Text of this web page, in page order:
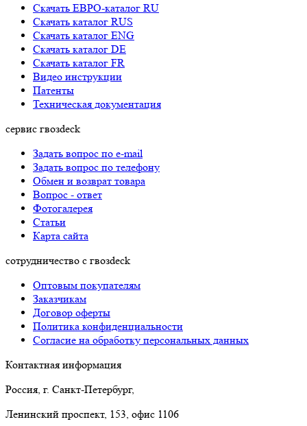
Скачать ЕВРО-каталог RU
Скачать каталог RUS
Cкачать каталог ENG
Cкачать каталог DE
Cкачать каталог FR
Видео инструкции
Патенты
Техническая документация
сервис гвозdeck
Задать вопрос по e-mail
Задать вопрос по телефону
Обмен и возврат товара
Вопрос - ответ
Фотогалерея
Статьи
Карта сайта
сотрудничество с гвозdeck
Оптовым покупателям
Заказчикам
Договор оферты
Политика конфиденциальности
Согласие на обработку персональных данных
Контактная информация
Россия, г. Санкт-Петербург,
Ленинский проспект, 153, офис 1106